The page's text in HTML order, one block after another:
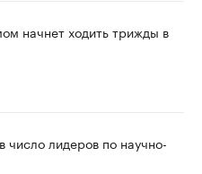
начнет ходить трижды в
число лидеров по научно-